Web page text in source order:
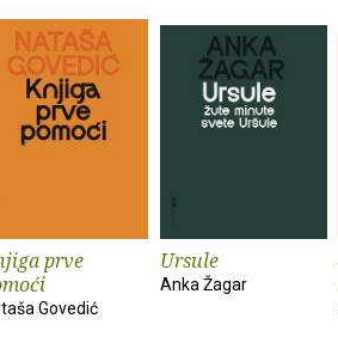
prve
Govedić
Ursule
Anka Žagar